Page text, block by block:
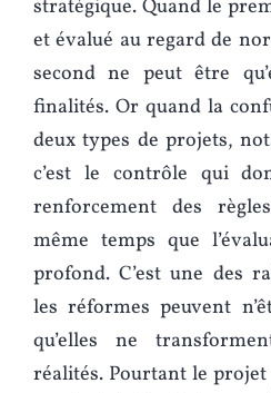
stratégique. Quand le
et évalué au regard de
second ne peut être
finalités. Or quand la
deux types de projets,
c’est le contrôle qui
renforcement des
même temps que
profond. C’est une des
les réformes peuvent
qu’elles ne
réalités. Pourtant le